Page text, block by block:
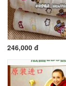
246,000 đ